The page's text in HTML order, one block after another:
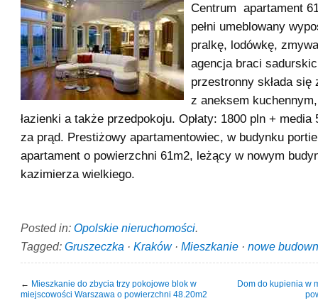
Centrum apartament
pełni umeblowany
pralkę, lodówkę,
agencja braci
przestronny składa się
z aneksem
łazienki a także przedpokoju. Opłaty: 1800 pln + media
za prąd. Prestiżowy apartamentowiec, w budynku
apartament o powierzchni 61m2, leżący w nowym
kazimierza wielkiego.
Posted in: Opolskie nieruchomości.
Tagged: Gruszeczka · Kraków· Mieszkanie · nowe
← Mieszkanie do zbycia trzy pokojowe blok w
miejscowości Warszawa o powierzchni 48.20m2
Dom do kupienia w